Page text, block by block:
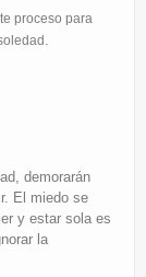
proceso para
demorarán
El miedo se
y estar sola es
la